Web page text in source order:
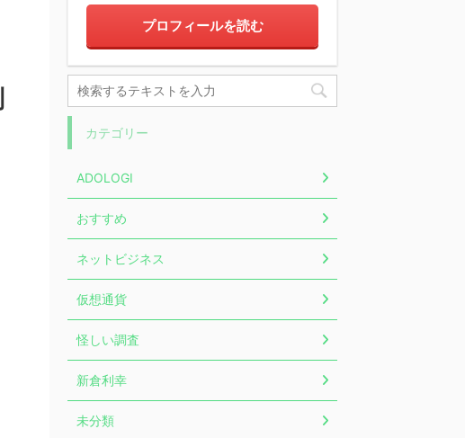
プロフィールを読む
カテゴリー
ADOLOGI
おすすめ
ネットビジネス
仮想通貨
怪しい調査
新倉利幸
未分類